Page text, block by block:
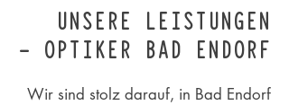
UNSERE LEISTUNGEN
– OPTIKER BAD ENDORF
Wir sind stolz darauf, in Bad Endorf